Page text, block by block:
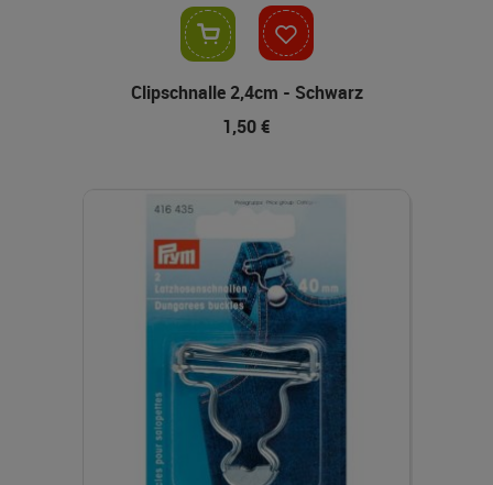
Clipschnalle 2,4cm - Schwarz
1,50 €